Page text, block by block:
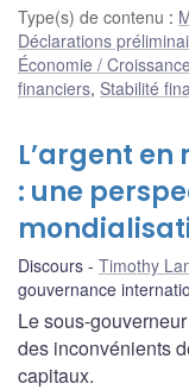
Type(s) de contenu :
Déclarations
Économie /
financiers, Stabilité
L’argent
: une
Discours Timothy
gouvernance
Le sous-
des inconvénients
capitaux.